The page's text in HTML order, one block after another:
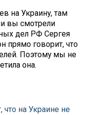
на Украину, там
вы смотрели
дел РФ Сергея
прямо говорит, что
Поэтому мы не
она.
что на Украине не